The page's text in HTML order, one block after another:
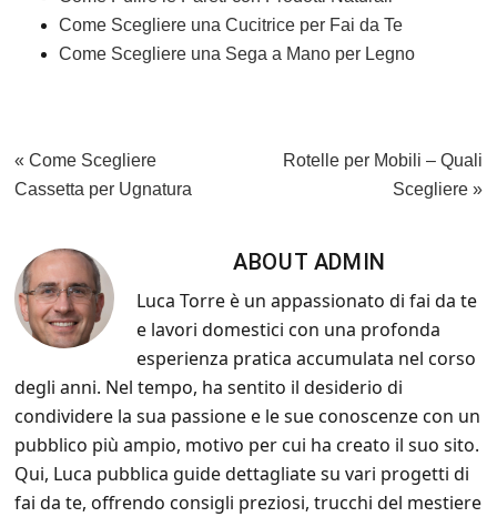
o
k
Come Scegliere una Cucitrice per Fai da Te
Come Scegliere una Sega a Mano per Legno
Previous
Post:
« Come Scegliere
Cassetta per Ugnatura
Next
Rotelle per Mobili – Quali
Scegliere »
ABOUT ADMIN
Luca Torre è un appassionato di fai da te
e lavori domestici con una profonda
esperienza pratica accumulata nel corso
degli anni. Nel tempo, ha sentito il desiderio di
condividere la sua passione e le sue conoscenze con un
pubblico più ampio, motivo per cui ha creato il suo sito.
Qui, Luca pubblica guide dettagliate su vari progetti di
fai da te, offrendo consigli preziosi, trucchi del mestiere